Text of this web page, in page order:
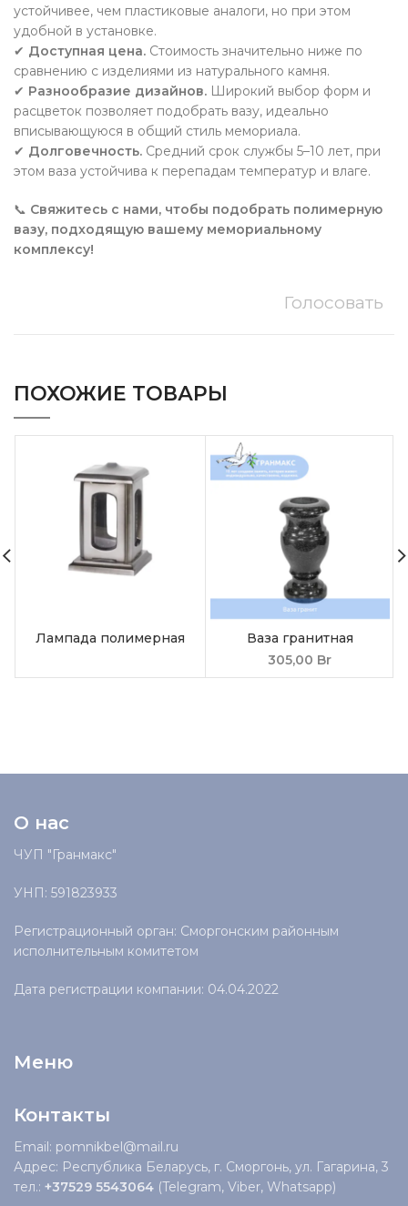
устойчивее, чем пластиковые аналоги, но при этом
удобной в установке.
✔ Доступная цена. Стоимость значительно ниже по
сравнению с изделиями из натурального камня.
✔ Разнообразие дизайнов. Широкий выбор форм и
расцветок позволяет подобрать вазу, идеально
вписывающуюся в общий стиль мемориала.
✔ Долговечность. Средний срок службы 5–10 лет, при
этом ваза устойчива к перепадам температур и влаге.
📞 Свяжитесь с нами, чтобы подобрать полимерную
вазу, подходящую вашему мемориальному
комплексу!
Голосовать
ПОХОЖИЕ ТОВАРЫ
Лампада полимерная
Ваза гранитная
305,00 Br
О нас
ЧУП "Гранмакс"
УНП: 591823933
Регистрационный орган: Сморгонским районным
исполнительным комитетом
Дата регистрации компании: 04.04.2022
Меню
Контакты
Email: pomnikbel@mail.ru
Адрес: Республика Беларусь, г. Сморгонь, ул. Гагарина, 3
тел.: +37529 5543064 (Telegram, Viber, Whatsapp)